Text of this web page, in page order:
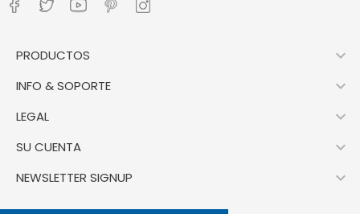
PRODUCTOS 
INFO & SOPORTE 
LEGAL 
SU CUENTA 
NEWSLETTER SIGNUP 